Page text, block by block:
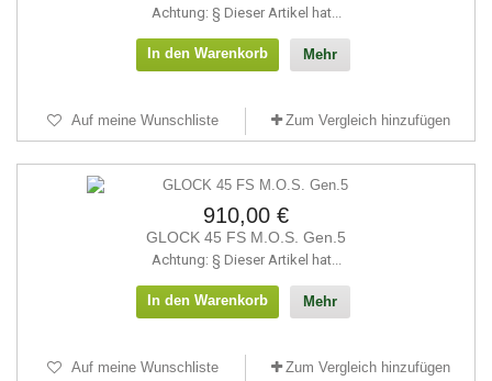
Achtung: § Dieser Artikel hat...
In den Warenkorb Mehr
Auf meine Wunschliste Zum Vergleich hinzufügen
910,00 €
GLOCK 45 FS M.O.S. Gen.5
Achtung: § Dieser Artikel hat...
In den Warenkorb Mehr
Auf meine Wunschliste Zum Vergleich hinzufügen